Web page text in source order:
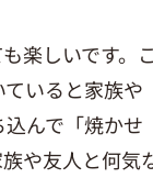
楽しいです。
いると家族や
んで「焼かせ
や友人と何気